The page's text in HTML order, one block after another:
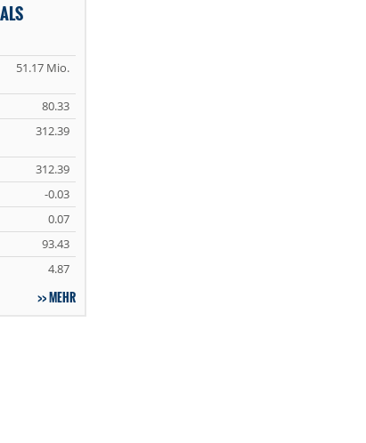
51.17 Mio.
80.33
312.39
312.39
-0.03
0.07
93.43
4.87
MEHR